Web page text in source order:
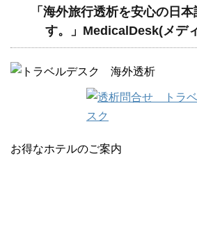
「海外旅行透析を安心の日
す。」MedicalDesk(メデ
お得なホテルのご案内